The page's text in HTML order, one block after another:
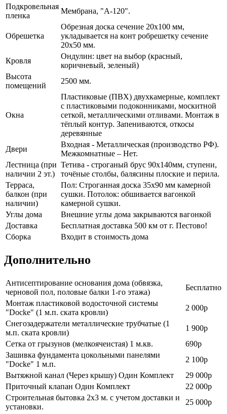
Подкровельная
пленка
Мембрана, "А-120".
Обрешетка
Обрезная доска сечение 20х100 мм,
укладывается на конт робрешетку сечение
20х50 мм.
Кровля
Ондулин: цвет на выбор (красный,
коричневый, зеленый)
Высота
помещений
2500 мм.
Окна
Пластиковые (ПВХ) двухкамерные, комплект
с пластиковыми подоконниками, москитной
сеткой, металлическими отливами. Монтаж в
тёплый контур. Запениваются, откосы
деревянные
Двери
Входная - Металлическая (производство РФ).
Межкомнатные – Нет.
Лестница (при
наличии 2 эт.)
Тетива - строганый брус 90х140мм, ступени,
точёные столбы, балясины плоские и перила.
Терраса,
балкон (при
наличии)
Пол: Строганная доска 35х90 мм камерной
сушки. Потолок: обшивается вагонкой
камерной сушки.
Углы дома
Внешние углы дома закрываются вагонкой
Доставка
Бесплатная доставка 500 км от г. Пестово!
Сборка
Входит в стоимость дома
Дополнительно
Антисептирование основания дома (обвязка,
черновой пол, половые балки 1-го этажа)
Бесплатно
Монтаж пластиковой водосточной системы
"Docke" (1 м.п. ската кровли)
2 000р
Снегозадержатели металлические трубчатые (1
м.п. ската кровли)
1 900р
Сетка от грызунов (мелкоячеистая) 1 м.кв.
690р
Зашивка фундамента цокольными панелями
"Docke" 1 м.п.
2 100р
Вытяжной канал (Через крышу) Один Комплект
29 000р
Приточный клапан Один Комплект
22 000р
Строительная бытовка 2х3 м. с учетом доставки и
установки.
25 000р